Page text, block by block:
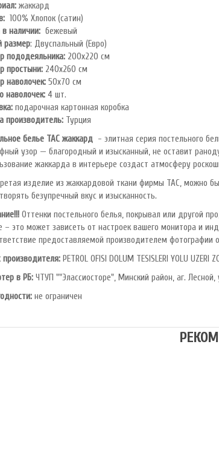
жаккард
100% Хлопок (сатин)
в наличии: бежевый
размер: Двуспальный (Евро)
пододеяльника: 200х220 см
простыни: 240х260 см
наволочек: 50х70 см
наволочек: 4 шт.
подарочная картонная коробка
производитель: Турция
белье TAC жаккард - элитная серия постельного
узор — благородный и изысканный, не оставит
жаккарда в интерьере создаст атмосферу
изделие из жаккардовой ткани фирмы TAC, можно
безупречный вкус и изысканность.
Оттенки постельного белья, покрывал или другой
– это может зависеть от настроек вашего монитора и
предоставляемой производителем фотографии
PETROL OFlSl DOLUM TESISLERI YOLU
в РБ: ЧТУП ""Элассиосторе", Минский район, аг.
не ограничен